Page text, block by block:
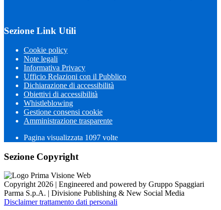
Sezione Link Utili
Cookie policy
Note legali
Informativa Privacy
Ufficio Relazioni con il Pubblico
Dichiarazione di accessibilità
Obiettivi di accessibilità
Whistleblowing
Gestione consensi cookie
Amministrazione trasparente
Pagina visualizzata 1097 volte
Sezione Copyright
Copyright 2026 | Engineered and powered by Gruppo Spaggiari
Parma S.p.A. | Divisione Publishing & New Social Media
Disclaimer trattamento dati personali